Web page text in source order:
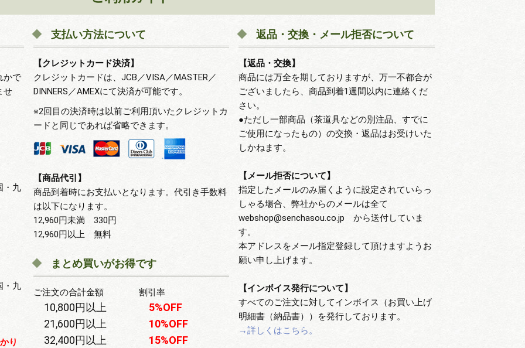
かで
せ
・九
・九
り
支払い方法について
【クレジットカード決済】
クレジットカードは、JCB／VISA／MASTER／
DINNERS／AMEXにて決済が可能です。
※2回目の決済時は以前ご利用頂いたクレジットカ
ードと同じであれば省略できます。
【商品代引】
商品到着時にお支払いとなります。代引き手数料
は以下になります。
12,960円未満 330円
12,960円以上 無料
まとめ買いがお得です
ご注文の合計金額 割引率
10,800円以上 5%OFF
21,600円以上 10%OFF
32,400円以上 15%OFF
返品・交換・メール拒否について
【返品・交換】
商品には万全を期しておりますが、万一不都合が
ございましたら、商品到着1週間以内に連絡くだ
さい。
●ただし一部商品（茶道具などの別注品、すでに
ご使用になったもの）の交換・返品はお受けいた
しかねます。
【メール拒否について】
指定したメールのみ届くように設定されていらっ
しゃる場合、弊社からのメールは全て
webshop@senchasou.co.jp から送付していま
す。
本アドレスをメール指定登録して頂けますようお
願い申し上げます。
【インボイス発行について】
すべてのご注文に対してインボイス（お買い上げ
明細書（納品書））を発行しております。
→詳しくはこちら。